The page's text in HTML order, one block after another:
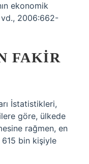
ekonomik
vd., 2006:662-
FAKIR
İstatistikleri,
göre, ülkede
rağmen, en
bin kişiyle